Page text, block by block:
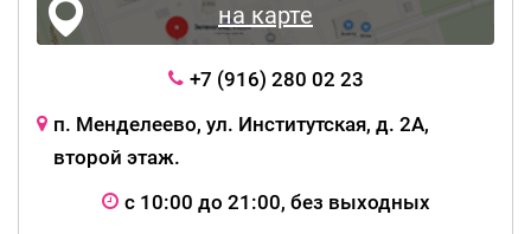
на карте
+7 (916) 280 02 23
п. Менделеево, ул. Институтская, д. 2А,
второй этаж.
с 10:00 до 21:00, без выходных